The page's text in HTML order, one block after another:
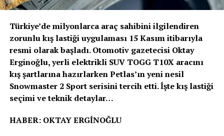
korumak için güvenlik alanında öncü olmaya devam
Volvo Trucks, Euro NCAP’in ağır ticari araçlar için ilk
güvenlik değerlendirmesini 2024 yılında başlattığında 5
yıldız alan ilk kamyon üreticisi olmuştu. Euro NCAP’den
5 yıldız almak, kamyonların sürücü desteği ve çarpışma
önleme kriterlerini karşıladığını ve hatta aştığını, sürücü
ile diğer yol kullanıcıları için trafik güvenliğini
Türkiye’de milyonlarca araç sahibini ilgilendiren
zorunlu kış lastiği uygulaması 15 Kasım itibarıyla
resmi olarak başladı. Otomotiv gazetecisi Oktay
Erginoğlu, yerli elektrikli SUV TOGG T10X aracını
kış şartlarına hazırlarken Petlas’ın yeni nesil
Snowmaster 2 Sport serisini tercih etti. İşte kış lastiği
seçimi ve teknik detaylar…
HABER: OKTAY ERGİNOĞLU